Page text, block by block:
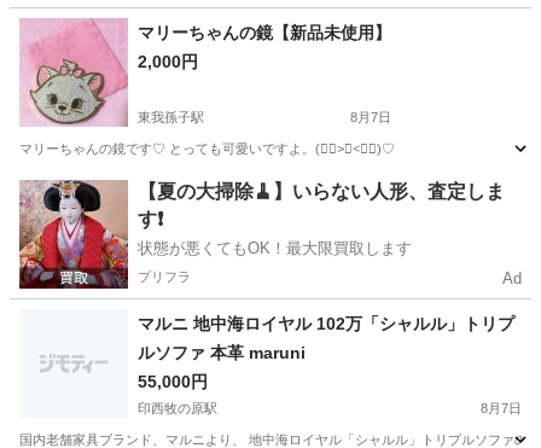
千葉 印西市 印西牧の原駅 ソファ ジャパンヴィンテージ
マリーちゃんの鏡【新品未使用】
2,000円
東我孫子駅 8月7日
マリーちゃんの鏡です♡ とっても可愛いですよ。(ᯫ᳐>⩊<ᯫ᳐)♡
千葉 我孫子市 東我孫子駅 ミラー/鏡 新品
【夏の大掃除🧹】いらない人形、査定しま
す❗️
状態が悪くてもOK！最大限買取します
プリフラ Ad
マルニ 地中海ロイヤル 102万「シャルル」トリプ
ルソファ 本革 maruni
55,000円
印西牧の原駅 8月7日
国内老舗家具ブランド、マルニより、 地中海ロイヤル「シャルル」トリプルソファ